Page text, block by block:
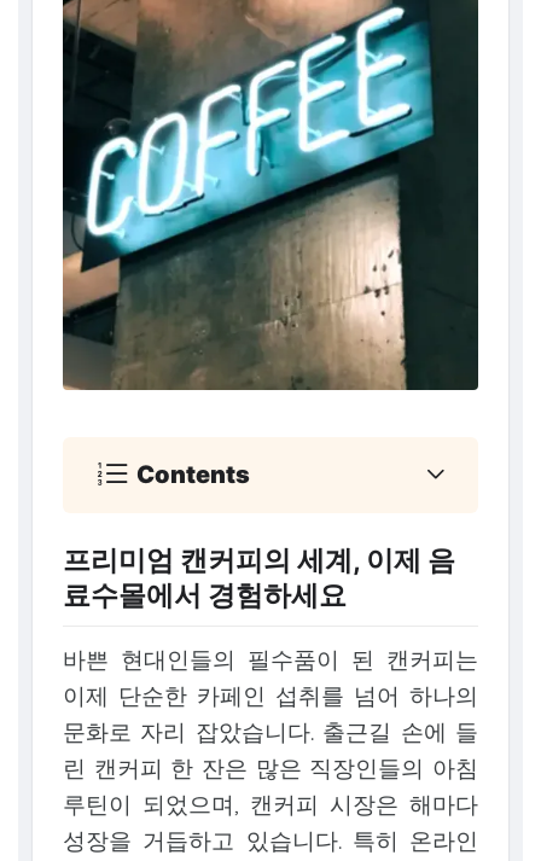
Contents
프리미엄 캔커피의 세계, 이제 음
료수몰에서 경험하세요
바쁜 현대인들의 필수품이 된 캔커피는
이제 단순한 카페인 섭취를 넘어 하나의
문화로 자리 잡았습니다. 출근길 손에 들
린 캔커피 한 잔은 많은 직장인들의 아침
루틴이 되었으며, 캔커피 시장은 해마다
성장을 거듭하고 있습니다. 특히 온라인